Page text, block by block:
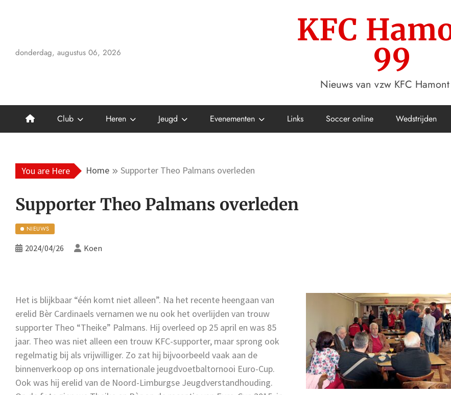
donderdag, augustus 06, 2026
KFC
99
Nieuws van vzw KFC
Club Heren Jeugd Evenementen Links Soccer online Wedstrijden
You are Here Home Supporter Theo Palmans overleden
Supporter Theo Palmans overleden
NIEUWS
2024/04/26 Koen
Het is blijkbaar “één komt niet alleen”. Na het recente heengaan van
erelid Bèr Cardinaels vernamen we nu ook het overlijden van trouw
supporter Theo “Theike” Palmans. Hij overleed op 25 april en was 85
jaar. Theo was niet alleen een trouw KFC-supporter, maar sprong ook
regelmatig bij als vrijwilliger. Zo zat hij bijvoorbeeld vaak aan de
binnenverkoop op ons internationale jeugdvoetbaltornooi Euro-Cup.
Ook was hij erelid van de Noord-Limburgse Jeugdverstandhouding.